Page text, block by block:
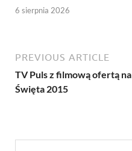
6 sierpnia 2026
PREVIOUS ARTICLE
TV Puls z filmową ofertą na
Święta 2015